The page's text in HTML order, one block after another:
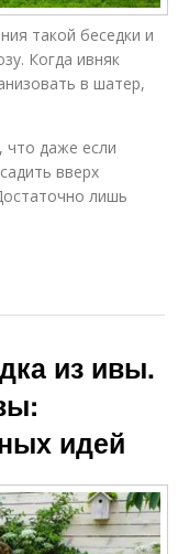
такой беседки и
Когда ивняк
в шатер,
что даже если
вверх
лишь
из ивы.
идей